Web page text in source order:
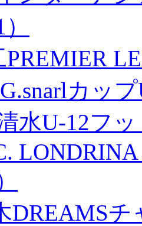
カッ
水U-12フ
DREAMS